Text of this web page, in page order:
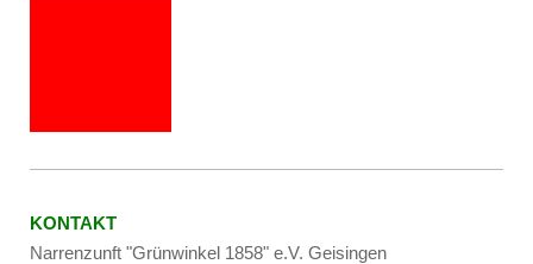
KONTAKT
Narrenzunft "Grünwinkel 1858" e.V. Geisingen